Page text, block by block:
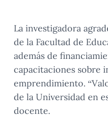
La investigadora
de la Facultad de
además de
capacitaciones sobre
emprendimiento.
de la Universidad en
docente.